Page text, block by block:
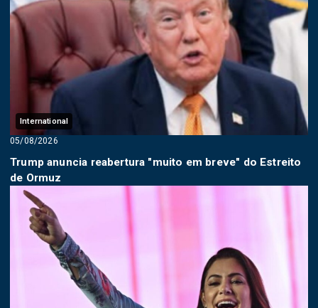
International
05/08/2026
Trump anuncia reabertura "muito em breve" do Estreito
de Ormuz